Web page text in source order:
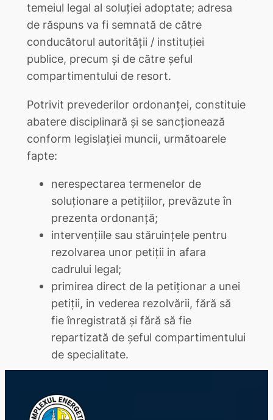
temeiul legal al soluţiei adoptate; adresa
de răspuns va fi semnată de către
conducătorul autorităţii / instituţiei
publice, precum şi de către şeful
compartimentului de resort.
Potrivit prevederilor ordonanţei, constituie
abatere disciplinară şi se sancţionează
conform legislaţiei muncii, următoarele
fapte:
nerespectarea termenelor de
soluţionare a petiţiilor, prevăzute în
prezenta ordonanţă;
intervenţiile sau stăruinţele pentru
rezolvarea unor petiţii in afara
cadrului legal;
primirea direct de la petiţionar a unei
petiţii, in vederea rezolvării, fără să
fie înregistrată şi fără să fie
repartizată de şeful compartimentului
de specialitate.